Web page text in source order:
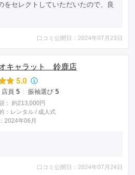
をセレクトしていただいたので、良
口コミ公開日：2024年07月23日
キャラット 鈴鹿店
5.0
店員 5 振袖選び 5
： 約213,000円
： レンタル / 成人式
2024年06月
口コミ公開日：2024年07月24日